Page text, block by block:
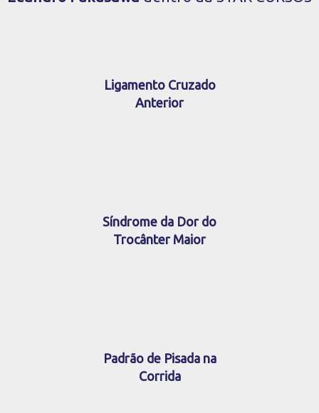
Ligamento Cruzado
Anterior
Síndrome da Dor do
Trocânter Maior
Padrão de Pisada na
Corrida